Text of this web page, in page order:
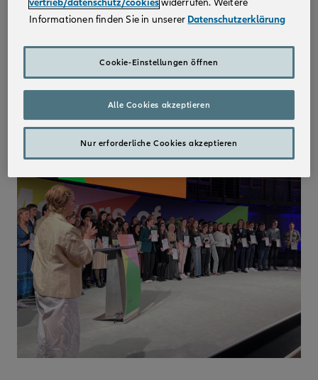
erhalten haben, war überwältigend.
vertrieb/datenschutz/cookieswiderrufen. Weitere
Informationen finden Sie in unserer Datenschutzerklärung
Cookie-Einstellungen öffnen
Nur erforderliche Cookies akzeptieren
Alle Cookies akzeptieren